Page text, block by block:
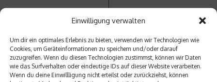
Einwilligung verwalten
Um dir ein optimales Erlebnis zu bieten, verwenden wir Technologien wie
Cookies, um Geräteinformationen zu speichern und/oder darauf
zuzugreifen. Wenn du diesen Technologien zustimmst, können wir Daten
wie das Surfverhalten oder eindeutige IDs auf dieser Website verarbeiten.
Wenn du deine Einwillligung nicht erteilst oder zurückziehst, können
Intervi
ew mit
Skispri
nger
Thoma
s
Nächster Beitrag